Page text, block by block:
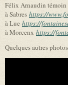
Félix Arnaudin témoin
à Sabres https://
à Lue https://
à Morcenx https://
Quelques autres